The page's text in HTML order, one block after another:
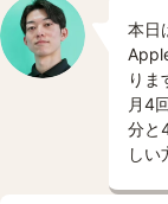
本日
りま
月4
分と
しい